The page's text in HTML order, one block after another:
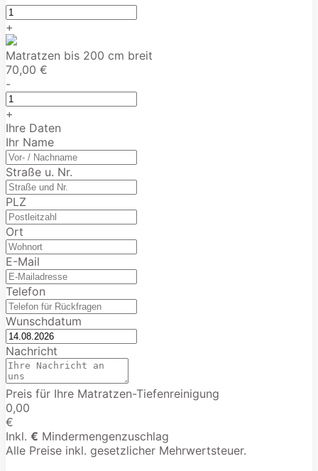
+
Matratzen bis 200 cm breit
70,00 €
-
+
Ihre Daten
Ihr Name
Straße u. Nr.
PLZ
Ort
E-Mail
Telefon
Wunschdatum
Nachricht
Preis für Ihre Matratzen-Tiefenreinigung
0,00
€
Inkl. € Mindermengenzuschlag
Alle Preise inkl. gesetzlicher Mehrwertsteuer.